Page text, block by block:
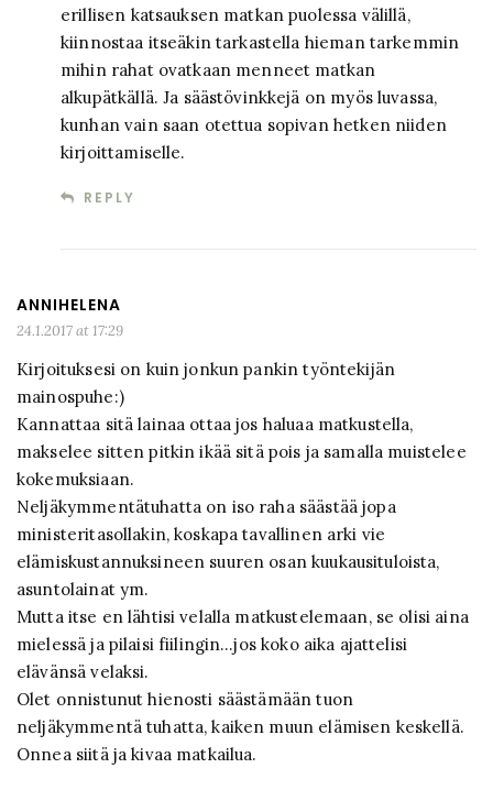
erillisen katsauksen matkan puolessa välillä,
kiinnostaa itseäkin tarkastella hieman tarkemmin
mihin rahat ovatkaan menneet matkan
alkupätkällä. Ja säästövinkkejä on myös luvassa,
kunhan vain saan otettua sopivan hetken niiden
kirjoittamiselle.
REPLY
ANNIHELENA
24.1.2017 at 17:29
Kirjoituksesi on kuin jonkun pankin työntekijän
mainospuhe:)
Kannattaa sitä lainaa ottaa jos haluaa matkustella,
makselee sitten pitkin ikää sitä pois ja samalla muistelee
kokemuksiaan.
Neljäkymmentätuhatta on iso raha säästää jopa
ministeritasollakin, koskapa tavallinen arki vie
elämiskustannuksineen suuren osan kuukausituloista,
asuntolainat ym.
Mutta itse en lähtisi velalla matkustelemaan, se olisi aina
mielessä ja pilaisi fiilingin…jos koko aika ajattelisi
elävänsä velaksi.
Olet onnistunut hienosti säästämään tuon
neljäkymmentä tuhatta, kaiken muun elämisen keskellä.
Onnea siitä ja kivaa matkailua.